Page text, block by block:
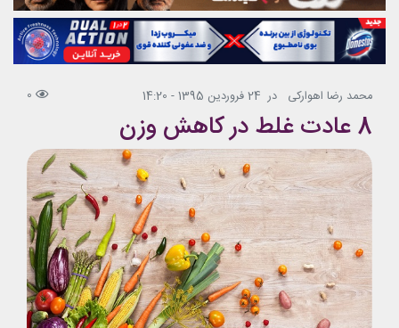
محمد رضا اهوارکی در 24 فروردین 1395 - 14:20 0
8 عادت غلط در کاهش وزن